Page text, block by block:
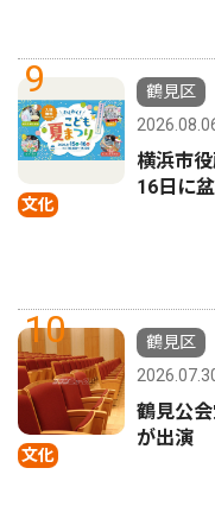
9
文化
鶴見区
横浜市
16日に
10
文化
鶴見区
鶴見公
が出演